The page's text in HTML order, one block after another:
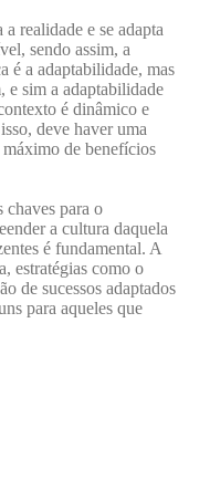
realidade e se adapta
sendo assim, a
é a adaptabilidade, mas
e sim a adaptabilidade
é dinâmico e
deve haver uma
máximo de benefícios
chaves para o
a cultura daquela
é fundamental. A
estratégias como o
de sucessos adaptados
para aqueles que